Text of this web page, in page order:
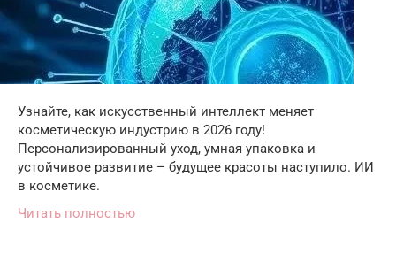
Узнайте, как искусственный интеллект меняет
косметическую индустрию в 2026 году!
Персонализированный уход, умная упаковка и
устойчивое развитие – будущее красоты наступило. ИИ
в косметике.
Читать полностью